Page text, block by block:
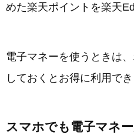
めた楽天ポイントを楽天
電子マネーを使うときは
しておくとお得に利用でき
スマホでも電子マネ